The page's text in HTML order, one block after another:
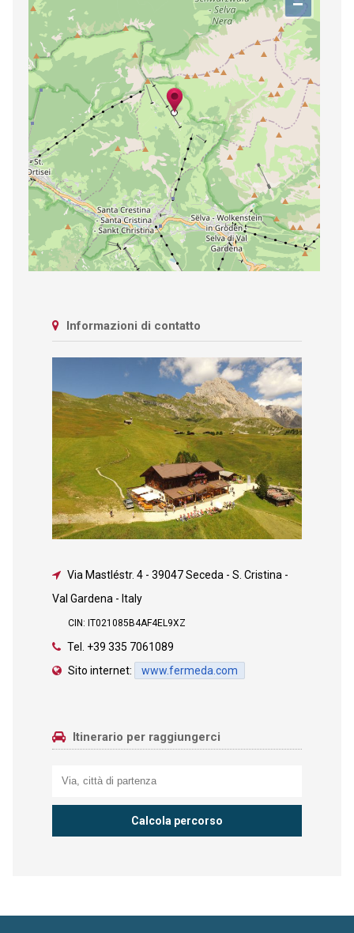
Informazioni di contatto
Via Mastléstr. 4- 39047 Seceda - S. Cristina -
Val Gardena - Italy
CIN: IT021085B4AF4EL9XZ
Tel. +39 335 7061089
Sito internet:
www.fermeda.com
Itinerario per raggiungerci